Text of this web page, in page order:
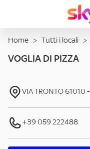
Home > Tutti i locali >
VOGLIA DI PIZZA
VIA TRONTO61010 -
+39 059 222488